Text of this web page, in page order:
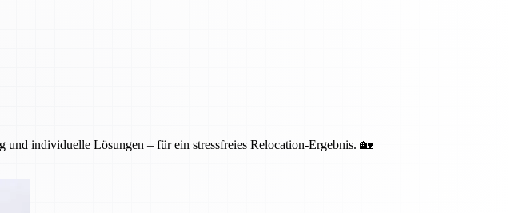
individuelle Lösungen – für ein stressfreies Relocation-Ergebnis. 🏡